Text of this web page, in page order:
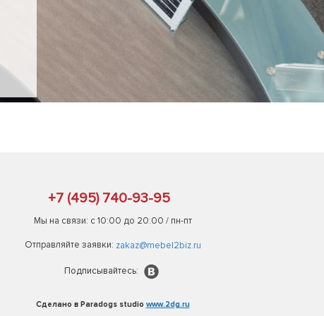
+7 (495) 740-93-95
Мы на связи: с 10:00 до 20:00 / пн-пт
Отправляйте заявки: zakaz@mebel2biz.ru
Подписывайтесь:
Сделано в Paradogs studio www.2dg.ru